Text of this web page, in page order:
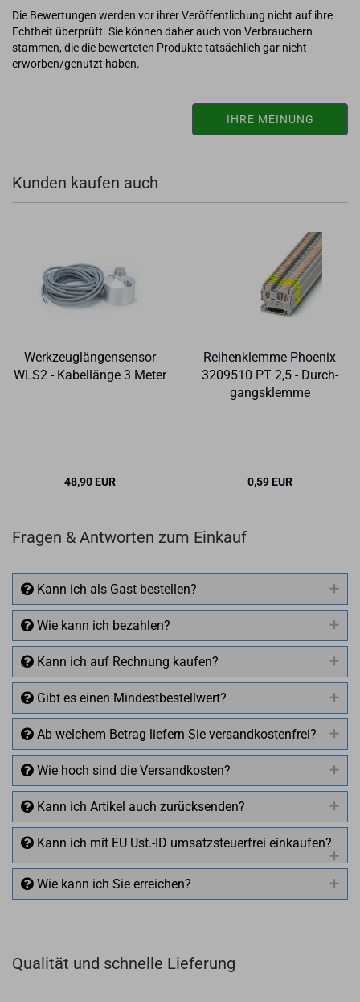
Die Bewertungen werden vor ihrer Veröffentlichung nicht auf ihre
Echtheit überprüft. Sie können daher auch von Verbrauchern
stammen, die die bewerteten Produkte tatsächlich gar nicht
erworben/genutzt haben.
IHRE MEINUNG
Kunden kaufen auch
Werk­zeug­län­gen­sen­sor
WLS2 - Ka­bel­län­ge 3 Meter
48,90 EUR
Rei­hen­klem­me Phoe­nix
3209510 PT 2,5 - Durch­
gangs­klem­me
0,59 EUR
Fragen & Antworten zum Einkauf
Kann ich als Gast bestellen?
Wie kann ich bezahlen?
Kann ich auf Rechnung kaufen?
Gibt es einen Mindestbestellwert?
Ab welchem Betrag liefern Sie versandkostenfrei?
Wie hoch sind die Versandkosten?
Kann ich Artikel auch zurücksenden?
Kann ich mit EU Ust.-ID umsatzsteuerfrei einkaufen?
Wie kann ich Sie erreichen?
+49 (0)4281 50 79 78 2
Qualität und schnelle Lieferung